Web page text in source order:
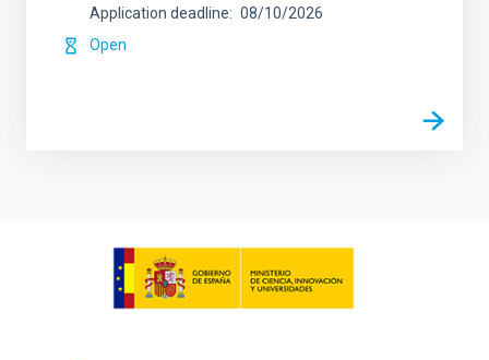
Application deadline
08/10/2026
Open